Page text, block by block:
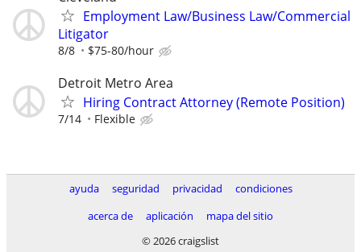
Employment Law/Business Law/Commercial
Litigator
8/8 $75-80/hour
Detroit Metro Area
Hiring Contract Attorney (Remote Position)
7/14 Flexible
ayuda seguridad privacidad
condiciones
acerca de
aplicación
mapa del sitio
© 2026 craigslist